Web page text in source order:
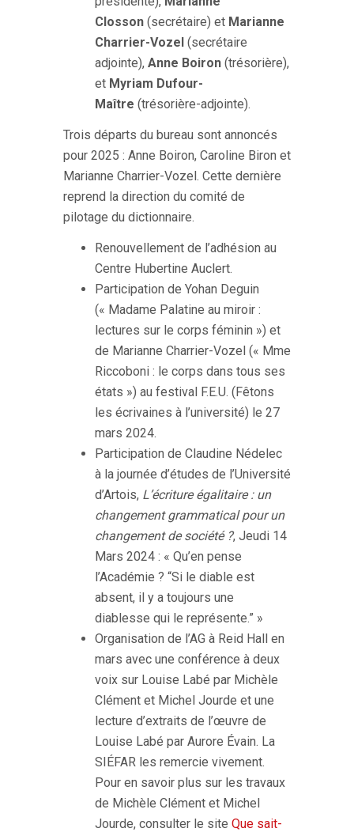
Closson (secrétaire) et Marianne
Charrier-Vozel (secrétaire
adjointe), Anne Boiron (trésorière),
et Myriam Dufour-
Maître (trésorière-adjointe).
Trois départs du bureau sont annoncés
pour 2025 : Anne Boiron, Caroline Biron et
Marianne Charrier-Vozel. Cette dernière
reprend la direction du comité de
pilotage du dictionnaire.
Renouvellement de l’adhésion au
Centre Hubertine Auclert.
Participation de Yohan Deguin
(« Madame Palatine au miroir :
lectures sur le corps féminin ») et
de Marianne Charrier-Vozel (« Mme
Riccoboni : le corps dans tous ses
états ») au festival F.E.U. (Fêtons
les écrivaines à l’université) le 27
mars 2024.
Participation de Claudine Nédelec
à la journée d’études de l’Université
d’Artois, L’écriture égalitaire : un
changement grammatical pour un
changement de société ?, Jeudi 14
Mars 2024 : « Qu’en pense
l’Académie ? “Si le diable est
absent, il y a toujours une
diablesse qui le représente.” »
Organisation de l’AG à Reid Hall en
mars avec une conférence à deux
voix sur Louise Labé par Michèle
Clément et Michel Jourde et une
lecture d’extraits de l’œuvre de
Louise Labé par Aurore Évain. La
SIÉFAR les remercie vivement.
Pour en savoir plus sur les travaux
de Michèle Clément et Michel
Jourde, consulter le site Que sait-